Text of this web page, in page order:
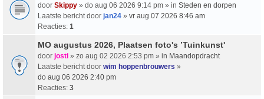
door Skippy » do aug 06 2026 9:14 pm » in Steden en dorpen
Laatste bericht door jan24 » vr aug 07 2026 8:46 am
Reacties: 1
MO augustus 2026, Plaatsen foto's ’Tuinkunst'
door josti » zo aug 02 2026 2:53 pm » in Maandopdracht
Laatste bericht door wim hoppenbrouwers »
do aug 06 2026 2:40 pm
Reacties: 3